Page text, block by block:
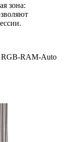
зона:
RGB-RAM-Auto